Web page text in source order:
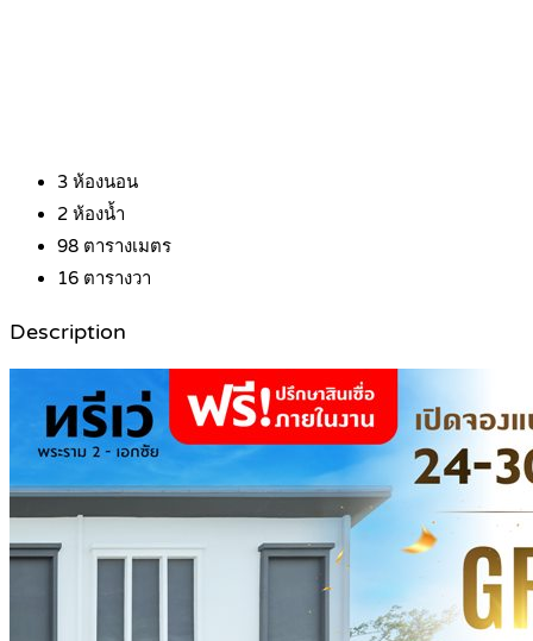
3 ห้องนอน
2 ห้องน้ำ
98 ตารางเมตร
16 ตารางวา
Description